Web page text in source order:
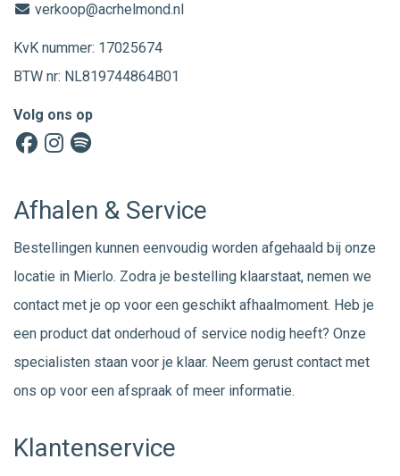
verkoop@acrhelmond.nl
KvK nummer: 17025674
BTW nr: NL819744864B01
Volg ons op
Afhalen & Service
Bestellingen kunnen eenvoudig worden afgehaald bij onze
locatie in Mierlo. Zodra je bestelling klaarstaat, nemen we
contact met je op voor een geschikt afhaalmoment. Heb je
een product dat onderhoud of service nodig heeft? Onze
specialisten staan voor je klaar. Neem gerust contact met
ons op voor een afspraak of meer informatie.
Klantenservice